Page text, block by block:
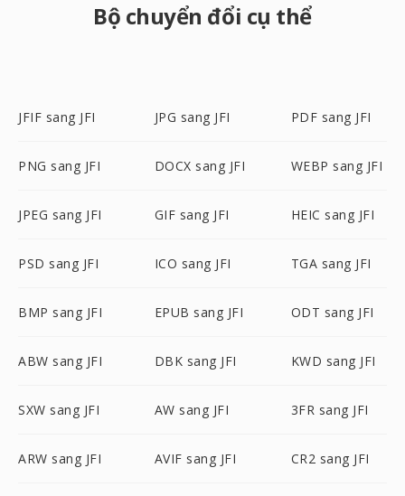
Bộ chuyển đổi cụ thể
JFIF sang JFI JPG sang JFI PDF sang JFI
PNG sang JFI DOCX sang JFI WEBP sang JFI
JPEG sang JFI GIF sang JFI HEIC sang JFI
PSD sang JFI ICO sang JFI TGA sang JFI
BMP sang JFI EPUB sang JFI ODT sang JFI
ABW sang JFI DBK sang JFI KWD sang JFI
SXW sang JFI AW sang JFI 3FR sang JFI
ARW sang JFI AVIF sang JFI CR2 sang JFI